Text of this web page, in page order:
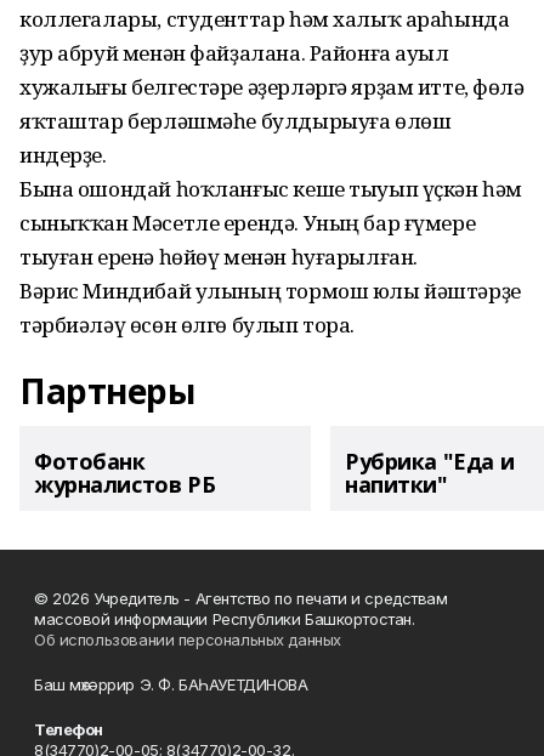
коллегалары, студенттар һәм халыҡ араһында
ҙур абруй менән файҙалана. Районға ауыл
хужалығы белгестәре әҙерләргә ярҙам итте, Өфөлә
яҡташтар берләшмәһе булдырыуға өлөш
индерҙе.
Бына ошондай һоҡланғыс кеше тыуып үҫкән һәм
сыныҡҡан Мәсетле ерендә. Уның бар ғүмере
тыуған еренә һөйөү менән һуғарылған.
Вәрис Миндибай улының тормош юлы йәштәрҙе
тәрбиәләү өсөн өлгө булып тора.
Партнеры
Фотобанк
журналистов РБ
Рубрика "Еда и
напитки"
© 2026 Учредитель - Агентство по печати и средствам
массовой информации Республики Башкортостан.
Об использовании персональных данных
Баш мөхәррир Э. Ф. БАҺАУЕТДИНОВА
Телефон
8(34770)2-00-05; 8(34770)2-00-32.